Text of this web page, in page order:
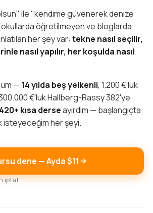
ile "kendime güvenerek denize
okullarda öğretilmeyen ve bloglarda
her şey var: tekne nasıl seçilir,
nasıl yapılır, her koşulda nasıl
— 14 yılda beş yelkenli, 1.200 €'luk
€'luk Hallberg-Rassy 382'ye
420+ kısa derseayırdım — başlangıçta
isteyeceğim her şeyi.
dene — Ayda $11
iptal